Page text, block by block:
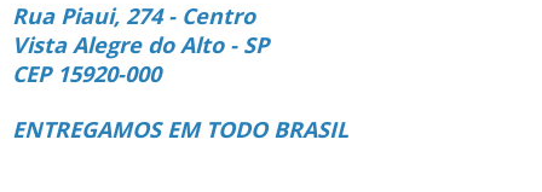
Rua Piaui, 274 - Centro
Vista Alegre do Alto - SP
CEP 15920-000
ENTREGAMOS EM TODO BRASIL